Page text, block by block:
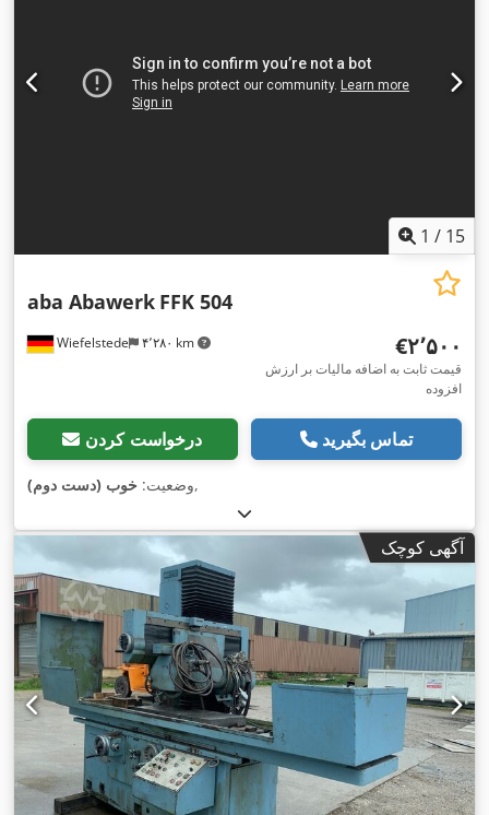
1 / 15
Wiefelstede ۴٬۲۸۰ km
aba Abawerk FFK 504
‎€۲٬۵۰۰
قیمت ثابت به اضافه مالیات بر ارزش
افزوده
درخواست کردن تماس بگیرید
وضعیت: خوب (دست دوم) ,
آگهی کوچک